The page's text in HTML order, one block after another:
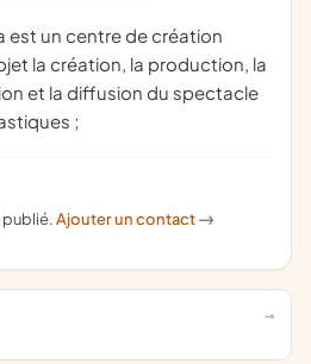
la création, la production, la
et la diffusion du spectacle
;
publié.Ajouter un contact ->